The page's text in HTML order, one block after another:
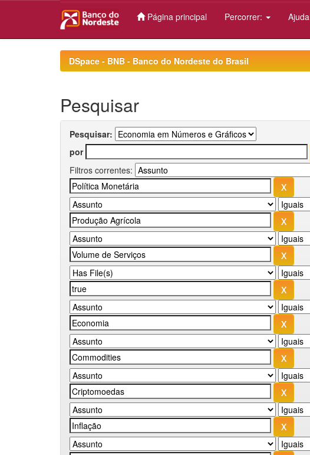
Página principal Percorrer: Ajuda
DSpace - BNB - Banco do Nordeste do Brasil
Pesquisar
Pesquisar:
por
Filtros correntes: